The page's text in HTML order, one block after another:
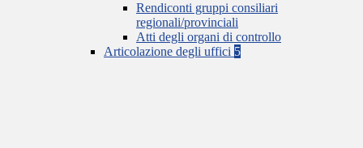
Rendiconti gruppi consiliari
regionali/provinciali
Atti degli organi di controllo
Articolazione degli uffici 5